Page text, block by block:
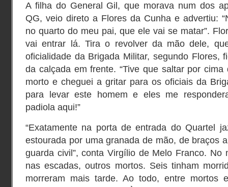
A filha do General Gil, que morava num dos
QG, veio direto a Flores da Cunha e advertiu:
no quarto do meu pai, que ele vai se matar”.
vai entrar lá. Tira o revolver da mão dele,
oficialidade da Brigada Militar, segundo Flores,
da calçada em frente. “Tive que saltar por
morto e cheguei a gritar para os oficiais da
para levar este homem e eles me
padiola aqui!”
“Exatamente na porta de entrada do Quartel
estourada por uma granada de mão, de braços
guarda civil”, conta Virgílio de Melo Franco. No
nas escadas, outros mortos. Seis tinham
morreram mais tarde. Ao todo, entre mortos